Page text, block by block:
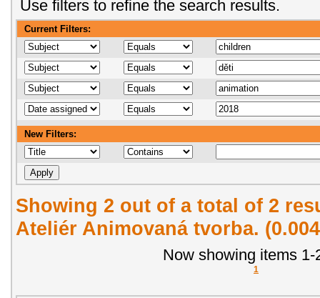
Use filters to refine the search results.
Current Filters:
New Filters:
Showing 2 out of a total of 2
Ateliér Animovaná tvorba.
Now showing items 1-
1